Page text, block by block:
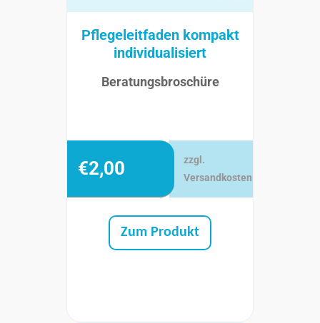
Pflegeleitfaden kompakt
individualisiert
Beratungsbroschüre
€2,00
zzgl.
Versandkosten
Zum Produkt